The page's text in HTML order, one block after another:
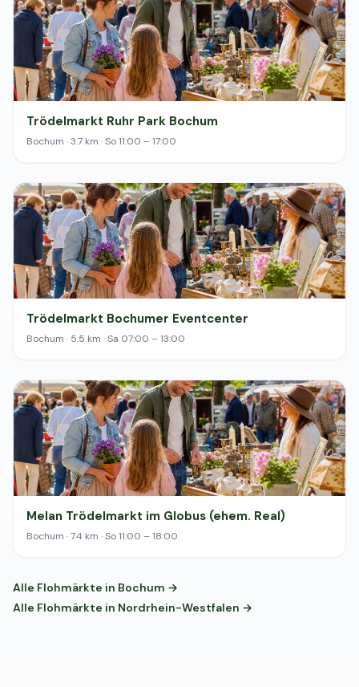
Trödelmarkt Ruhr Park Bochum
Bochum · 3.7 km · So 11:00 – 17:00
Trödelmarkt Bochumer Eventcenter
Bochum · 5.5 km · Sa 07:00 – 13:00
Melan Trödelmarkt im Globus (ehem. Real)
Bochum · 7.4 km · So 11:00 – 18:00
Alle Flohmärkte in Bochum →
Alle Flohmärkte in Nordrhein-Westfalen →